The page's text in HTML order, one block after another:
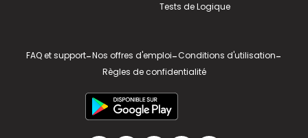
Tests de Logique
FAQ et support-Nos offres d'emploi-Conditions d'utilisation-
Règles de confidentialité